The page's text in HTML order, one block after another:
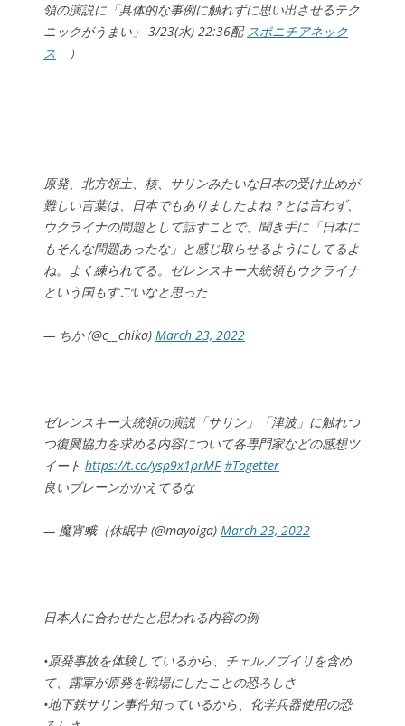
領の演説に「具体的な事例に触れずに思い出させるテク
ニックがうまい」 3/23(水) 22:36配スポニチアネック
ス ）
原発、北方領土、核、サリンみたいな日本の受け止めが
難しい言葉は、日本でもありましたよね？とは言わず、
ウクライナの問題として話すことで、聞き手に「日本に
もそんな問題あったな」と感じ取らせるようにしてるよ
ね。よく練られてる。ゼレンスキー大統領もウクライナ
という国もすごいなと思った
— ちか (@c__chika) March 23, 2022
ゼレンスキー大統領の演説「サリン」「津波」に触れつ
つ復興協力を求める内容について各専門家などの感想ツ
イート https://t.co/ysp9x1prMF #Togetter
良いブレーンかかえてるな
— 魔宵蛾（休眠中 (@mayoiga) March 23, 2022
日本人に合わせたと思われる内容の例
•原発事故を体験しているから、チェルノブイリを含め
て、露軍が原発を戦場にしたことの恐ろしさ
•地下鉄サリン事件知っているから、化学兵器使用の恐